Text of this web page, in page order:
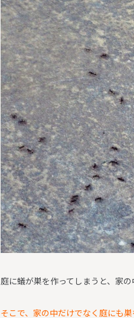
庭に蟻が巣を作ってしまうと、家
そこで、家の中だけでなく庭にも